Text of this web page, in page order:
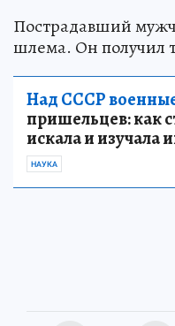
Пострадавший
шлема. Он получил
Над СССР
пришельцев: как
искала и изучала
НАУКА